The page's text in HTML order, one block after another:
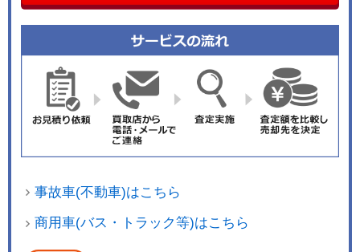
事故車(不動車)はこちら
商用車(バス・トラック等)はこちら